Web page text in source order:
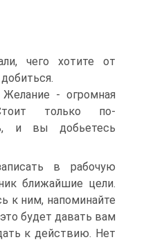
чего хотите от
- огромная
только по-
и вы добьетесь
в рабочую
ближайшие цели.
к ним, напоминайте
будет давать вам
к действию. Нет